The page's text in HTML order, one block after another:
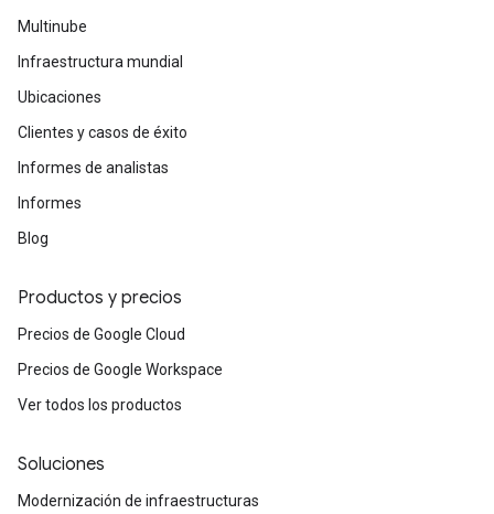
Multinube
Infraestructura mundial
Ubicaciones
Clientes y casos de éxito
Informes de analistas
Informes
Blog
Productos y precios
Precios de Google Cloud
Precios de Google Workspace
Ver todos los productos
Soluciones
Modernización de infraestructuras